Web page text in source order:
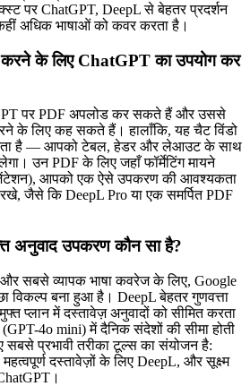
पर ChatGPT, DeepL से बेहतर प्रदर्शन
अधिक भाषाओं को कवर करता है।
के लिए ChatGPT का उपयोग कर
पर PDF अपलोड कर सकते हैं और उससे
के लिए कह सकते हैं। हालाँकि, यह चैट विंडो
देता है — आपको टेबल, हेडर और लेआउट के साथ
उन PDF के लिए जहाँ फॉर्मेटिंग मायने
आपको एक ऐसे उपकरण की आवश्यकता
रखे, जैसे कि DeepL Pro या एक समर्पित PDF
अनुवाद उपकरण कौन सा है?
सबसे व्यापक भाषा कवरेज के लिए, Google
विकल्प बना हुआ है। DeepL बेहतर गुणवत्ता
प्लान में दस्तावेज़ अनुवादों को सीमित करता
4o mini) में दैनिक संदेशों की सीमा होती
प्रभावी तरीका टूल्स का संयोजन है:
दस्तावेज़ों के लिए DeepL, और सूक्ष्म